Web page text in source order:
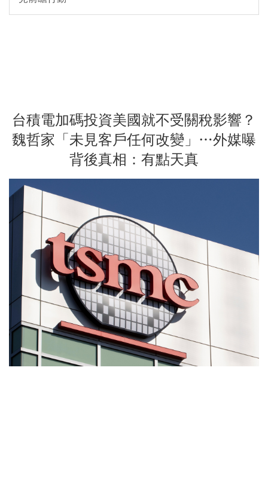
台積電加碼投資美國就不受關稅影響？
魏哲家「未見客戶任何改變」…外媒曝
背後真相：有點天真